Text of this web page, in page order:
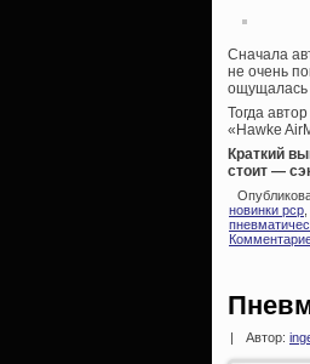
Сначала
не очень
ощущалась
Тогда
«Hawke
Краткий
стоит —
новинки pcp
| Автор: